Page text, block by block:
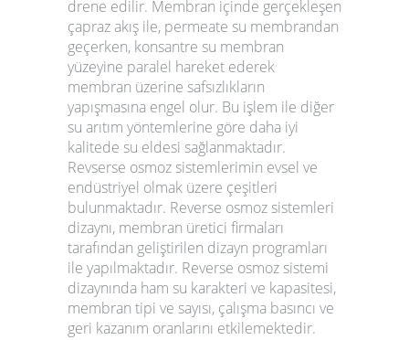
drene edilir. Membran içinde gerçekleşen
çapraz akış ile, permeate su membrandan
geçerken, konsantre su membran
yüzeyine paralel hareket ederek
membran üzerine safsızlıkların
yapışmasına engel olur. Bu işlem ile diğer
su arıtım yöntemlerine göre daha iyi
kalitede su eldesi sağlanmaktadır.
Revserse osmoz sistemlerimin evsel ve
endüstriyel olmak üzere çeşitleri
bulunmaktadır. Reverse osmoz sistemleri
dizaynı, membran üretici firmaları
tarafından geliştirilen dizayn programları
ile yapılmaktadır. Reverse osmoz sistemi
dizaynında ham su karakteri ve kapasitesi,
membran tipi ve sayısı, çalışma basıncı ve
geri kazanım oranlarını etkilemektedir.